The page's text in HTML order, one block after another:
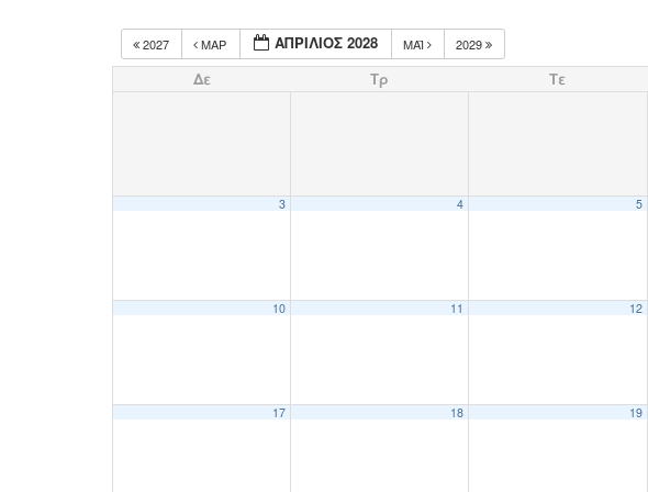
2027 ΜΑΡ ΑΠΡΊΛΙΟΣ 2028 ΜΆΙ 2029
Δε Τρ Τε
3 4 5
10 11 12
17 18 19